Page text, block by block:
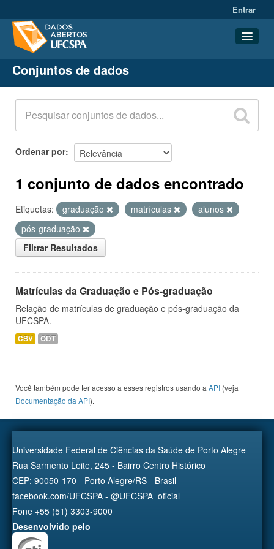
Entrar
Conjuntos de dados
Organizações
Grupos
Sobre
Conjuntos de dados
Ordenar por
1 conjunto de dados encontrado
Etiquetas: graduação matrículas
alunos
pós-graduação
Filtrar Resultados
Matrículas da Graduação e Pós-graduação
Relação de matrículas de graduação e pós-graduação da
UFCSPA.
CSV ODT
Você também pode ter acesso a esses registros usando a API (veja
Documentação da API).
Universidade Federal de Ciências da Saúde de Porto Alegre
Rua Sarmento Leite, 245 - Bairro Centro Histórico
CEP: 90050-170 - Porto Alegre/RS - Brasil
facebook.com/UFCSPA - @UFCSPA_oficial
Fone +55 (51) 3303-9000
Desenvolvido pelo